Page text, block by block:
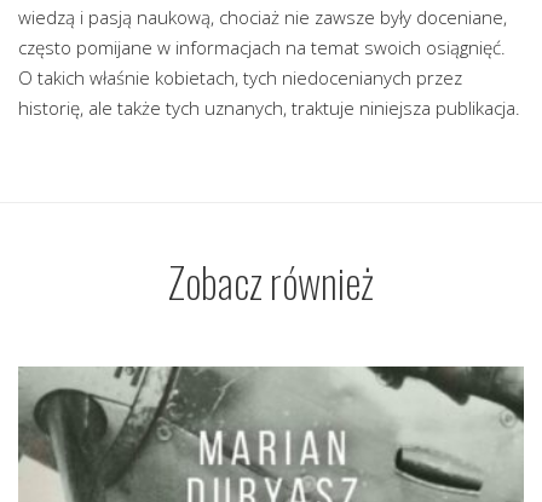
wiedzą i pasją naukową, chociaż nie zawsze były doceniane,
często pomijane w informacjach na temat swoich osiągnięć.
O takich właśnie kobietach, tych niedocenianych przez
historię, ale także tych uznanych, traktuje niniejsza publikacja.
Zobacz również